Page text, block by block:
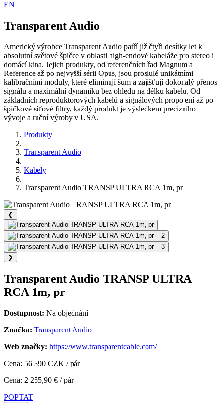
EN
Transparent Audio
Americký výrobce Transparent Audio patří již čtyři desítky let k
absolutní světové špičce v oblasti high-endové kabeláže pro stereo i
domácí kina. Jejich produkty, od referenčních řad Magnum a
Reference až po nejvyšší sérii Opus, jsou proslulé unikátními
kalibračními moduly, které eliminují šum a zajišťují dokonalý přenos
signálu a maximální dynamiku bez ohledu na délku kabelu. Od
základních reproduktorových kabelů a signálových propojení až po
špičkové síťové filtry, každý produkt je výsledkem precizního
vývoje a ruční výroby v USA.
Produkty
Transparent Audio
Kabely
Transparent Audio TRANSP ULTRA RCA 1m, pr
❮
❯
Transparent Audio TRANSP ULTRA
RCA 1m, pr
Dostupnost: Na objednání
Značka: Transparent Audio
Web značky: https://www.transparentcable.com/
Cena: 56 390 CZK / pár
Cena: 2 255,90 € / pár
POPTAT